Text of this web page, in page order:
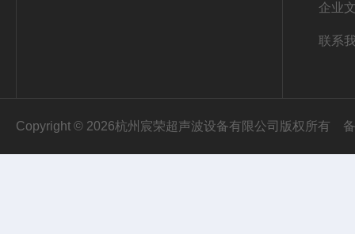
企业
联系
Copyright © 2026杭州宸荣超声波设备有限公司版权所有